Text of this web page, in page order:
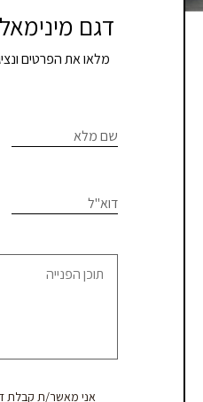
דגם
מלאו את הפרטים
פגישת
או
הצעת
שם מלא
דוא"ל
אני מאשר/ת קבלת
are
this
field